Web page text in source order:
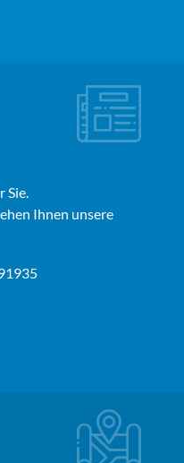
Sie.
Ihnen unsere